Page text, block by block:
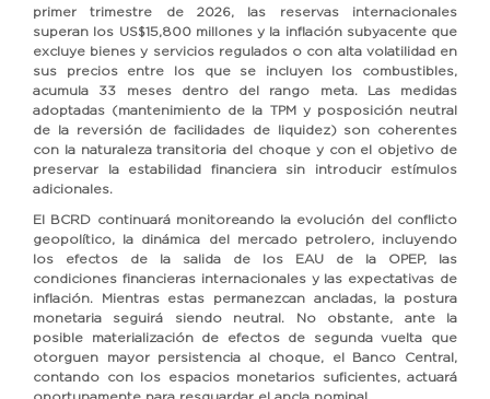
primer trimestre de 2026, las reservas internacionales
superan los US$15,800 millones y la inflación subyacente que
excluye bienes y servicios regulados o con alta volatilidad en
sus precios entre los que se incluyen los combustibles,
acumula 33 meses dentro del rango meta. Las medidas
adoptadas (mantenimiento de la TPM y posposición neutral
de la reversión de facilidades de liquidez) son coherentes
con la naturaleza transitoria del choque y con el objetivo de
preservar la estabilidad financiera sin introducir estímulos
adicionales.
El BCRD continuará monitoreando la evolución del conflicto
geopolítico, la dinámica del mercado petrolero, incluyendo
los efectos de la salida de los EAU de la OPEP, las
condiciones financieras internacionales y las expectativas de
inflación. Mientras estas permanezcan ancladas, la postura
monetaria seguirá siendo neutral. No obstante, ante la
posible materialización de efectos de segunda vuelta que
otorguen mayor persistencia al choque, el Banco Central,
contando con los espacios monetarios suficientes, actuará